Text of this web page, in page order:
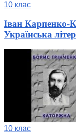
10 клас
Іван
Українська
10 клас